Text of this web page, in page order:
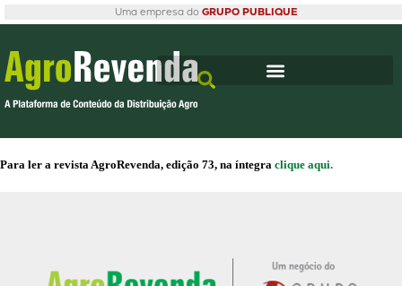
Uma empresa do GRUPO PUBLIQUE
Para ler a revista AgroRevenda, edição 73, na íntegra clique aqui.